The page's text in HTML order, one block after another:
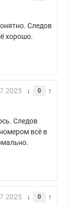
Следов
хорошо.
0
Следов
всё в
0